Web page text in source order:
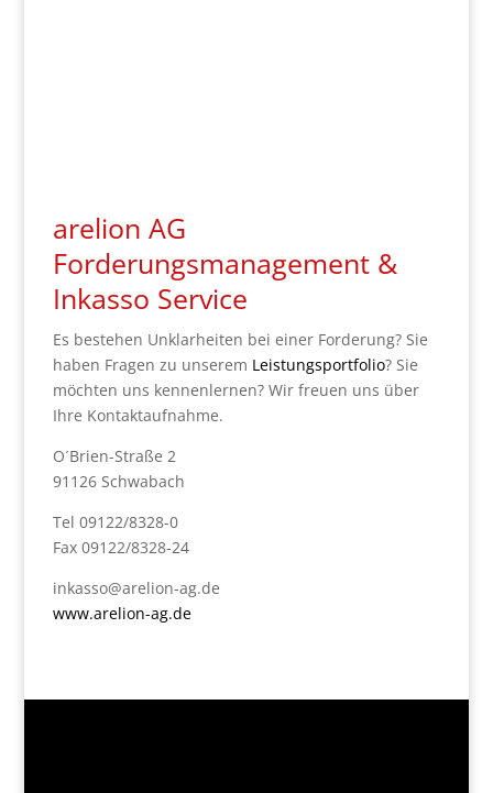
arelion AG
Forderungsmanagement &
Inkasso Service
Es bestehen Unklarheiten bei einer Forderung? Sie
haben Fragen zu unserem Leistungsportfolio? Sie
möchten uns kennenlernen? Wir freuen uns über
Ihre Kontaktaufnahme.
O´Brien-Straße 2
91126 Schwabach
Tel 09122/8328-0
Fax 09122/8328-24
inkasso@arelion-ag.de
www.arelion-ag.de